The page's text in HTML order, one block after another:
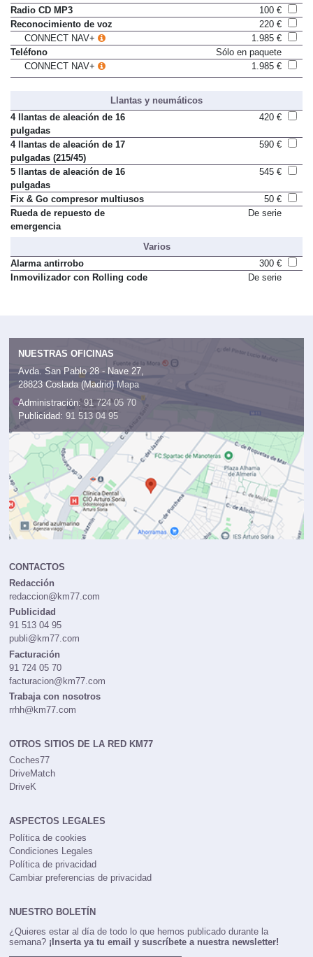
Radio CD
De serie
Radio CD MP3
100 €
Reconocimiento de voz
220 €
CONNECT NAV+
1.985 €
Teléfono
Sólo en paquete
CONNECT NAV+
1.985 €
Llantas y neumáticos
4 llantas de aleación de 16
pulgadas
4 llantas de aleación de 17
pulgadas (215/45)
5 llantas de aleación de 16
pulgadas
Fix & Go compresor multiusos
50 €
Rueda de repuesto de
Varios
Alarma antirrobo
300 €
NUESTRAS OFICINAS
Avda. San Pablo 28 - Nave 27,
28823 Coslada (Madrid)
Mapa
Administración:91 724 05 70
Publicidad:
CONTACTOS
Redacción
redaccion@km77.com
Publicidad
91 513 04 95
publi@km77.com
Facturación
91 724 05 70
facturacion@km77.com
Trabaja con nosotros
OTROS SITIOS DE LA RED KM77
Coches77
DriveMatch
ASPECTOS LEGALES
Política de cookies
Condiciones Legales
Política de privacidad
¿Quieres estar al día de todo lo que hemos publicado durante la